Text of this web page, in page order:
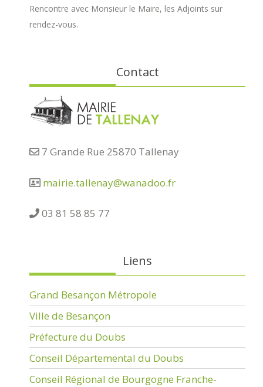
Rencontre avec Monsieur le Maire, les Adjoints sur
rendez-vous.
Contact
7 Grande Rue 25870 Tallenay
mairie.tallenay@wanadoo.fr
03 81 58 85 77
Liens
Grand Besançon Métropole
Ville de Besançon
Préfecture du Doubs
Conseil Départemental du Doubs
Conseil Régional de Bourgogne Franche-